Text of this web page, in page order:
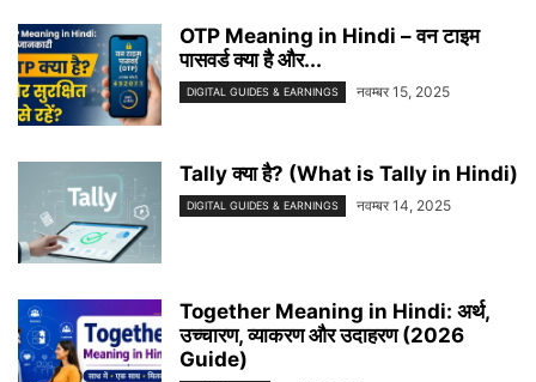
OTP Meaning in Hindi – वन टाइम
पासवर्ड क्या है और...
DIGITAL GUIDES & EARNINGS नवम्बर 15, 2025
Tally क्या है? (What is Tally in Hindi)
DIGITAL GUIDES & EARNINGS नवम्बर 14, 2025
Together Meaning in Hindi: अर्थ,
उच्चारण, व्याकरण और उदाहरण (2026
Guide)